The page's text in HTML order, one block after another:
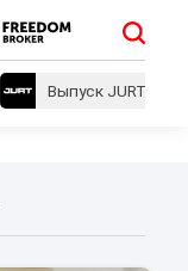
Выпуск JURT